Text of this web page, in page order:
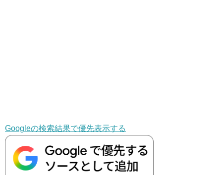
Googleの検索結果で優先表示する